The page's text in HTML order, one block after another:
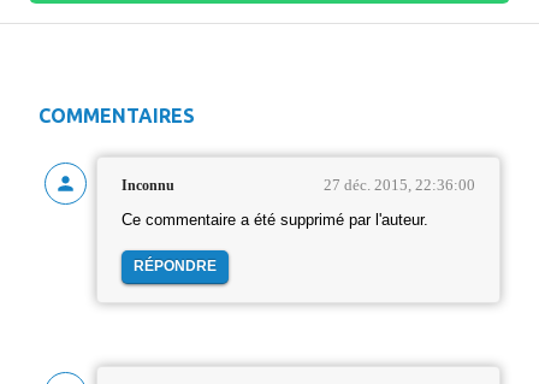
COMMENTAIRES
Inconnu 27 déc. 2015, 22:36:00
Ce commentaire a été supprimé par l'auteur.
RÉPONDRE